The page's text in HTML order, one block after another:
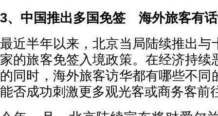
3、中国推出多国免签 海外旅客有
最近半年以来，北京当局陆续推出与
家的旅客免签入境政策。在经济持续
的同时，海外旅客访华都有哪些不同
能否成功刺激更多观光客或商务客前